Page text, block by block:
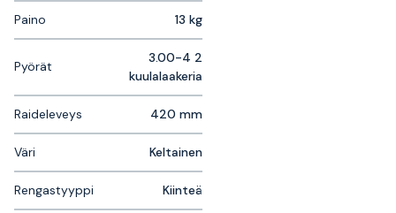
Paino 13 kg
Pyörät
3.00-4 2
kuulalaakeria
Raideleveys 420 mm
Väri Keltainen
Rengastyyppi Kiinteä